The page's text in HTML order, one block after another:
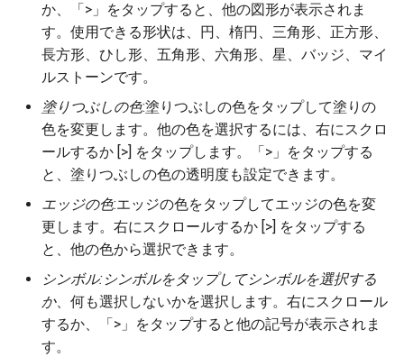
か、「>」をタップすると、他の図形が表示されま
す。使用できる形状は、円、楕円、三角形、正方形、
長方形、ひし形、五角形、六角形、星、バッジ、マイ
ルストーンです。
塗りつぶしの色:塗りつぶしの色をタップして塗りの
色を変更します。他の色を選択するには、右にスクロ
ールするか [>] をタップします。「>」をタップする
と、塗りつぶしの色の透明度も設定できます。
エッジの色:エッジの色をタップしてエッジの色を変
更します。右にスクロールするか [>] をタップする
と、他の色から選択できます。
シンボル:シンボルをタップしてシンボルを選択する
か、何も選択しないかを選択します。右にスクロール
するか、「>」をタップすると他の記号が表示されま
す。